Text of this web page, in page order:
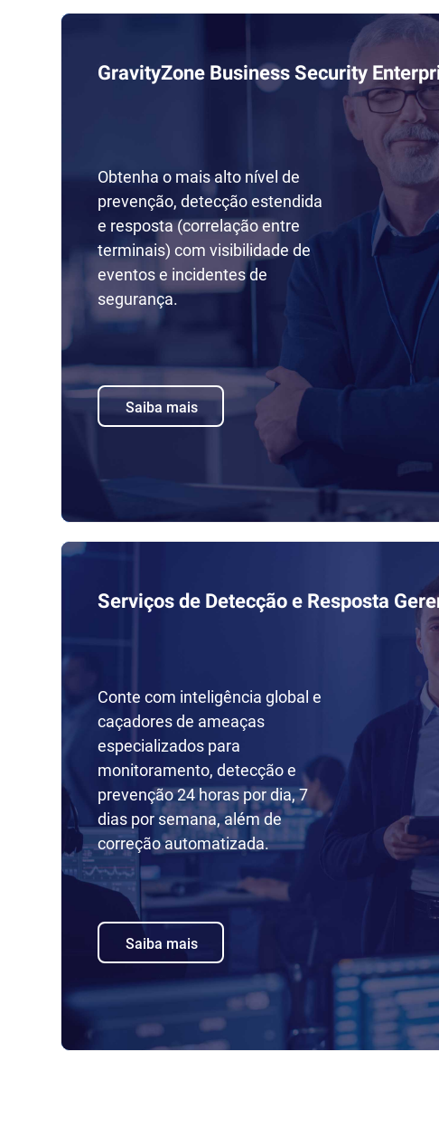
GravityZone Business Security
Obtenha o mais alto nível de
prevenção, detecção estendida
e resposta (correlação entre
terminais) com visibilidade de
eventos e incidentes de
segurança.
Saiba mais
Serviços de Detecção e Resposta
Conte com inteligência global e
caçadores de ameaças
especializados para
monitoramento, detecção e
prevenção 24 horas por dia, 7
dias por semana, além de
correção automatizada.
Saiba mais